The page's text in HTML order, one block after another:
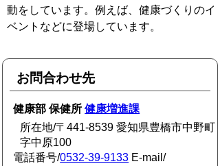
動をしています。例えば、健康づくりのイ
ベントなどに登場しています。
お問合わせ先
健康部 保健所健康増進課
所在地/〒441-8539 愛知県豊橋市中野町
字中原100
電話番号/0532-39-9133 E-mail/